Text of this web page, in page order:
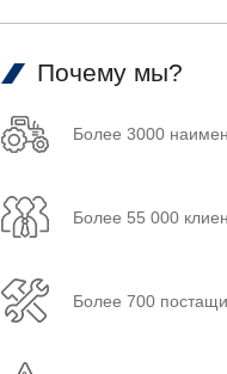
Почему мы?
Более 3000
Более 55 000
Более 700